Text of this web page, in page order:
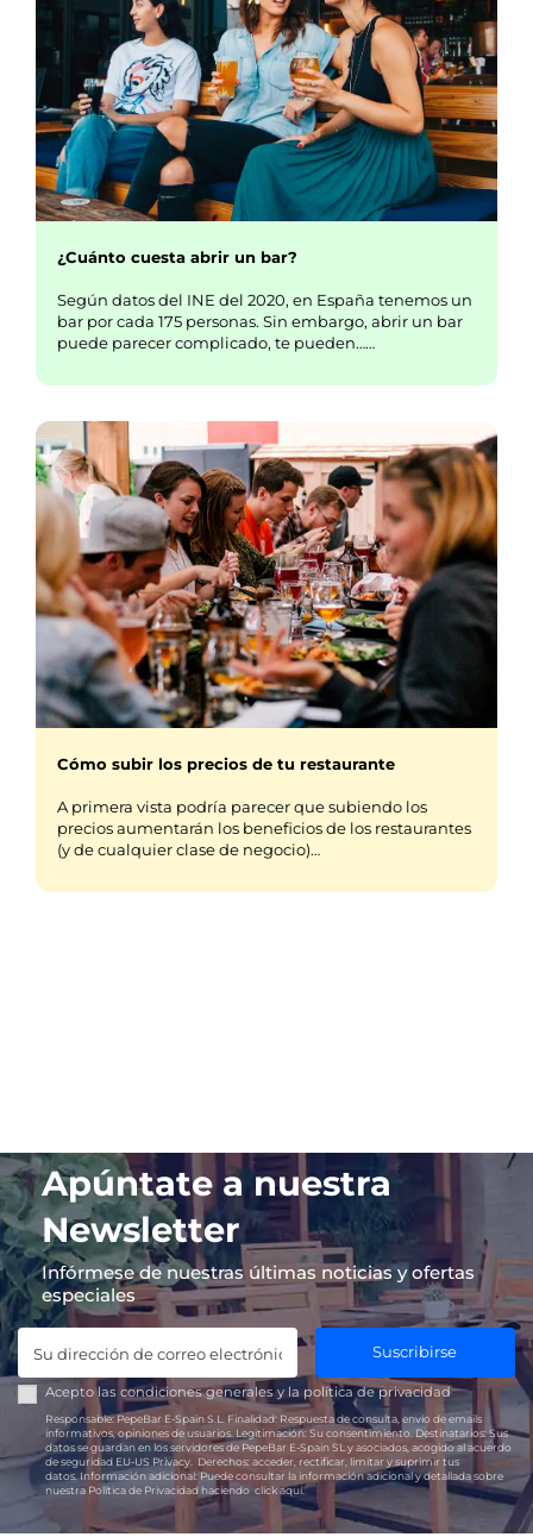
¿Cuánto cuesta abrir un bar?
Según datos del INE del 2020, en España tenemos un
bar por cada 175 personas. Sin embargo, abrir un bar
puede parecer complicado, te pueden……
Cómo subir los precios de tu restaurante
A primera vista podría parecer que subiendo los
precios aumentarán los beneficios de los restaurantes
(y de cualquier clase de negocio)…
Apúntate a nuestra
Newsletter
Infórmese de nuestras últimas noticias y ofertas
especiales
Suscribirse
Acepto las condiciones generales y lapolítica de privacidad
Responsable:PepeBar E-Spain S.L. Finalidad: Respuesta de consulta, envío de emails
informativos, opiniones de usuarios. Legitimación: Su consentimiento. Destinatarios:Sus
datos se guardan en los servidores de PepeBar E-Spain SL y asociados, acogido al acuerdo
de seguridad EU-US Privacy.
Derechos: acceder, rectificar, limitar y suprimir tus
datos.Información adicional:Puede consultar la información adicional y detallada sobre
nuestra Política de Privacidad haciendoclick aquí.